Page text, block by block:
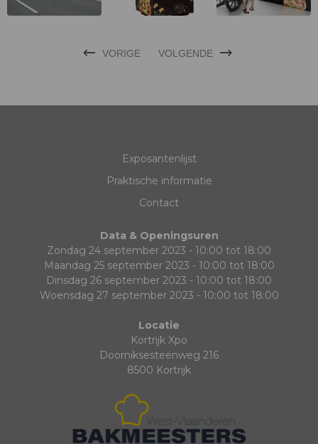
VORIGE VOLGENDE
Exposantenlijst
Praktische informatie
Contact
Data & Openingsuren
Zondag 24 september 2023 - 10:00 tot 18:00
Maandag 25 september 2023 - 10:00 tot 18:00
Dinsdag 26 september 2023 - 10:00 tot 18:00
Woensdag 27 september 2023 - 10:00 tot 18:00
Locatie
Kortrijk Xpo
Doorniksesteenweg 216
8500 Kortrijk